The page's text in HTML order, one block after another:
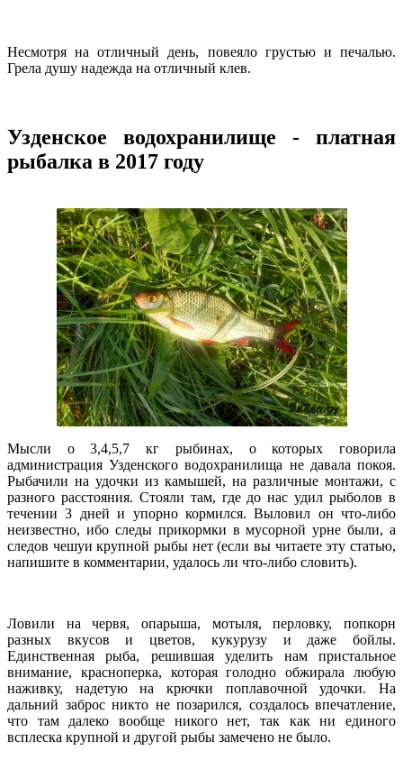
Несмотря на отличный день, повеяло грустью и печалью.
Грела душу надежда на отличный клев.
Узденское водохранилище - платная
рыбалка в 2017 году
Мысли о 3,4,5,7 кг рыбинах, о которых говорила
администрация Узденского водохранилища не давала покоя.
Рыбачили на удочки из камышей, на различные монтажи, с
разного расстояния. Стояли там, где до нас удил рыболов в
течении 3 дней и упорно кормился. Выловил он что-либо
неизвестно, ибо следы прикормки в мусорной урне были, а
следов чешуи крупной рыбы нет (если вы читаете эту статью,
напишите в комментарии, удалось ли что-либо словить).
Ловили на червя, опарыша, мотыля, перловку, попкорн
разных вкусов и цветов, кукурузу и даже бойлы.
Единственная рыба, решившая уделить нам пристальное
внимание, красноперка, которая голодно обжирала любую
наживку, надетую на крючки поплавочной удочки. На
дальний заброс никто не позарился, создалось впечатление,
что там далеко вообще никого нет, так как ни единого
всплеска крупной и другой рыбы замечено не было.